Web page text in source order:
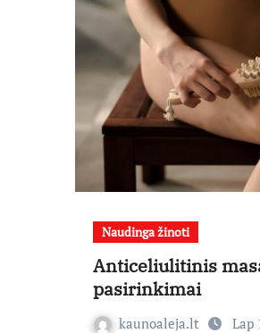
Naudinga žinoti
Anticeliulitinis
pasirinkimai
kaunoaleja.lt Lap